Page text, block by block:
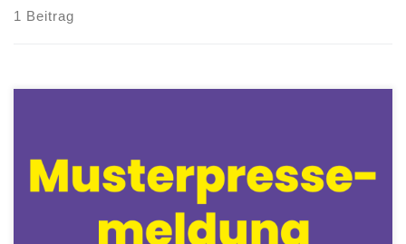
1 Beitrag
Pfändungsschutzkonten: XYZ fordert Politik zum Handeln auf
Trotz eindeutig geregelter gesetzlicher Vorgaben erleben viele
verschuldete Menschen weiterhin große Schwierigkeiten mit ihren
Pfändungsschutzkonten (P‑Konten). Kontoumwandlungen erfolgen